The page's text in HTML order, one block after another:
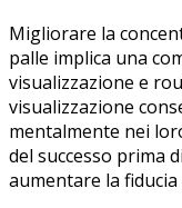
Migliorare la
palle implica una
visualizzazione e
visualizzazione
mentalmente nei
del successo prima
aumentare la